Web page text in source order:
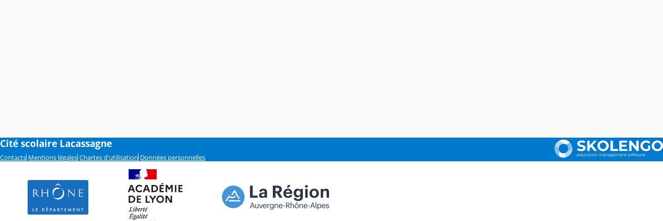
Cité scolaire Lacassagne
Contacts Mentions légales Chartes d'utilisation Données personnelles